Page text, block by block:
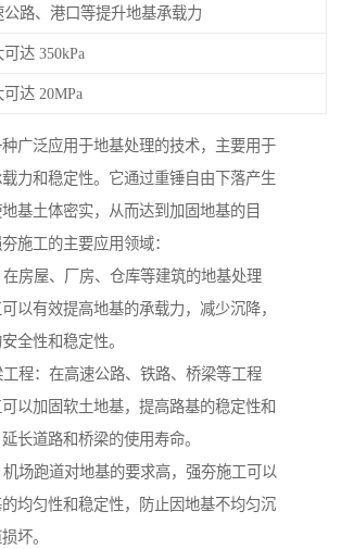
公路、港口等提升地基承载力
达 350kPa
达 20MPa
广泛应用于地基处理的技术，主要用于
力和稳定性。它通过重锤自由下落产生
基土体密实，从而达到加固地基的目
施工的主要应用领域：
房屋、厂房、仓库等建筑的地基处理
以有效提高地基的承载力，减少沉降，
全性和稳定性。
程：在高速公路、铁路、桥梁等工程
以加固软土地基，提高路基的稳定性和
长道路和桥梁的使用寿命。
场跑道对地基的要求高，强夯施工可以
均匀性和稳定性，防止因地基不均匀沉
坏。